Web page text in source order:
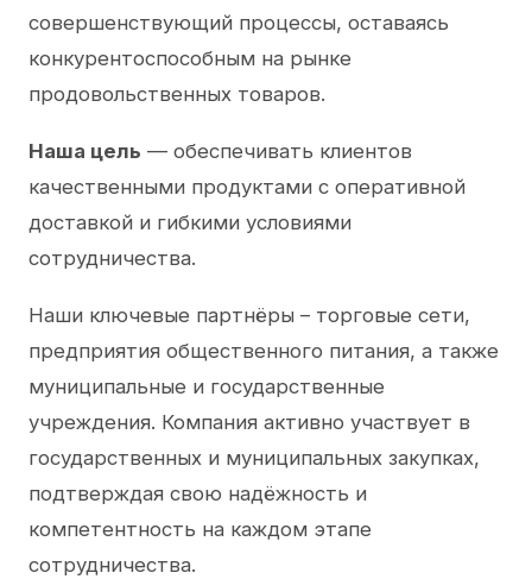
совершенствующий процессы, оставаясь
конкурентоспособным на рынке
продовольственных товаров.
Наша цель — обеспечивать клиентов
качественными продуктами с оперативной
доставкой и гибкими условиями
сотрудничества.
Наши ключевые партнёры – торговые сети,
предприятия общественного питания, а также
муниципальные и государственные
учреждения. Компания активно участвует в
государственных и муниципальных закупках,
подтверждая свою надёжность и
компетентность на каждом этапе
сотрудничества.